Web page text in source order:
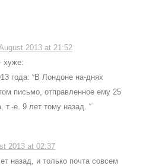
2013 at 21:52
хуже:
года: “В Лондоне на-днях
письмо, отправленное ему 25
т.-е. 9 лет тому назад. “
2013 at 02:37
назад, и только почта совсем